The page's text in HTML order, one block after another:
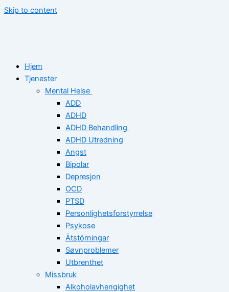
Skip to content
Hjem
Tjenester
Mental Helse
ADD
ADHD
ADHD Behandling
ADHD Utredning
Angst
Bipolar
Depresjon
OCD
PTSD
Personlighetsforstyrrelse
Psykose
Ätstörningar
Søvnproblemer
Utbrenthet
Missbruk
Alkoholavhengighet